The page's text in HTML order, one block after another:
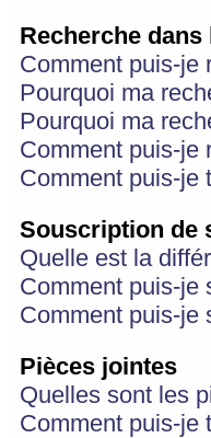
Recherche
Comment puis-je
Pourquoi ma
Pourquoi ma
Comment puis-je
Comment puis-je
Souscription de
Quelle est la
Comment puis-je
Comment puis-je
Pièces jointes
Quelles sont les
Comment puis-je